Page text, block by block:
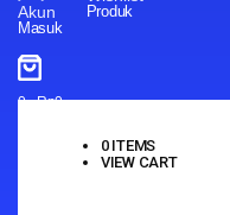
Akun
Masuk
Produk
0-Rp0
0ITEMS
VIEW CART